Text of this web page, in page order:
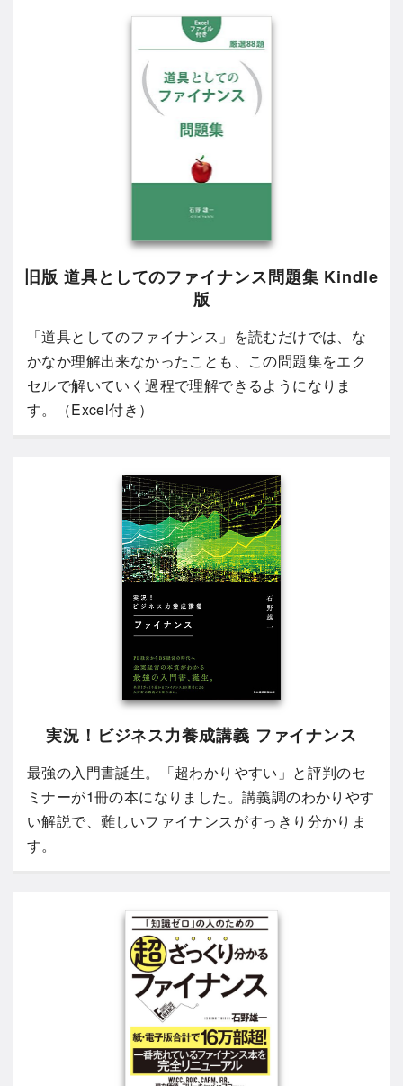
旧版 道具としてのファイナンス問題集 Kindle
版
「道具としてのファイナンス」を読むだけでは、な
かなか理解出来なかったことも、この問題集をエク
セルで解いていく過程で理解できるようになりま
す。（Excel付き）
実況！ビジネス力養成講義 ファイナンス
最強の入門書誕生。「超わかりやすい」と評判のセ
ミナーが1冊の本になりました。講義調のわかりやす
い解説で、難しいファイナンスがすっきり分かりま
す。